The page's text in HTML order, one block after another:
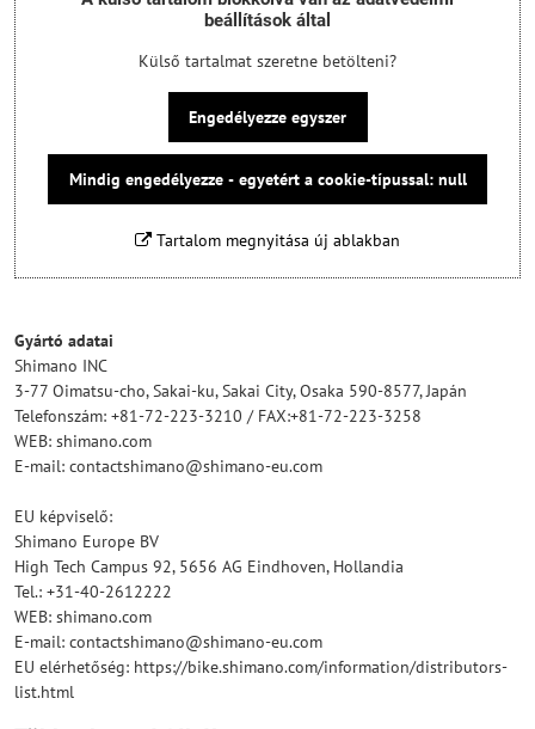
beállítások által
Külső tartalmat szeretne betölteni?
Engedélyezze egyszer
Mindig engedélyezze - egyetért a cookie-típussal: null
Tartalom megnyitása új ablakban
Gyártó adatai
Shimano INC
3-77 Oimatsu-cho, Sakai-ku, Sakai City, Osaka 590-8577, Japán
Telefonszám: +81-72-223-3210 / FAX:+81-72-223-3258
WEB: shimano.com
E-mail: contactshimano@shimano-eu.com
EU képviselő:
Shimano Europe BV
High Tech Campus 92, 5656 AG Eindhoven, Hollandia
Tel.: +31-40-2612222
WEB: shimano.com
E-mail: contactshimano@shimano-eu.com
EU elérhetőség: https://bike.shimano.com/information/distributors-
list.html